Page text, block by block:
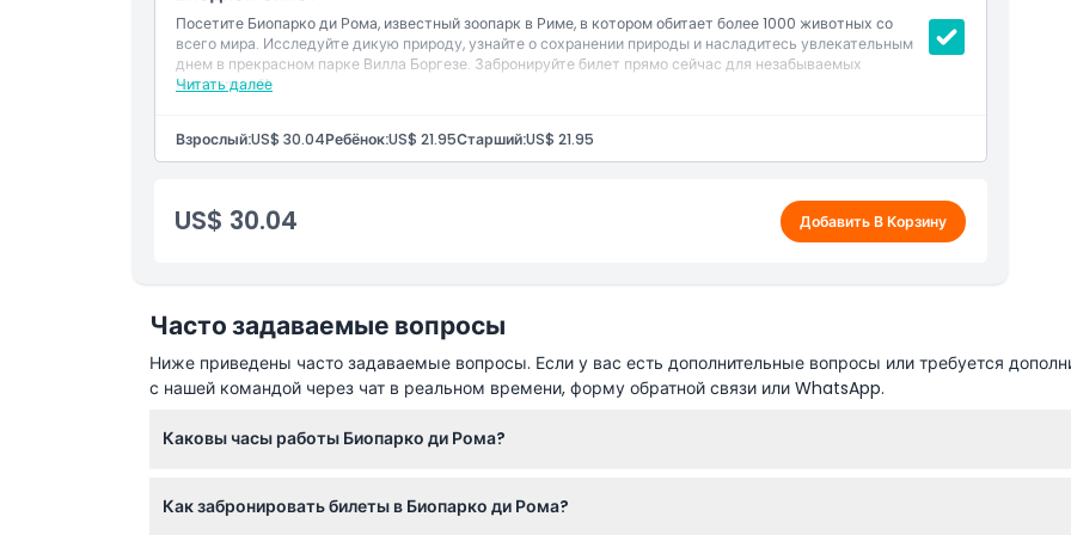
Вещи, которые нужно знать
Политика отмены
Посетите Биопарко ди Рома, известный зоопарк в Риме, в котором обитает более 1000 животных со
всего мира. Исследуйте дикую природу, узнайте о сохранении природы и насладитесь увлекательным
днем в прекрасном парке Вилла Боргезе. Забронируйте билет прямо сейчас для незабываемых
впечатлений!
Читать далее
Взрослый:US$ 30.04Ребёнок:US$ 21.95Старший:US$ 21.95
US$ 30.04 Добавить В Корзину
Часто задаваемые вопросы
Ниже приведены часто задаваемые вопросы. Если у вас есть дополнительные вопросы или требуется
с нашей командой через чат в реальном времени, форму обратной связи или WhatsApp.
Каковы часы работы Биопарко ди Рома?
по 25 октября — с 9:30 до 18:00, а в выходные и праздничные дни с 30 марта по 5 октября часы работы
Как забронировать билеты в Биопарко ди Рома?